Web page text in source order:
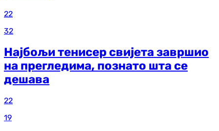
22
32
Најбољи тенисер свијета завршио
на прегледима, познато шта се
дешава
22
19